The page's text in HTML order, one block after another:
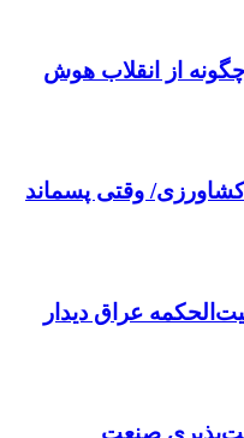
از انقلاب هوش
کشاورزی/ وقتی پسماند
عراق دیدار
صنعت